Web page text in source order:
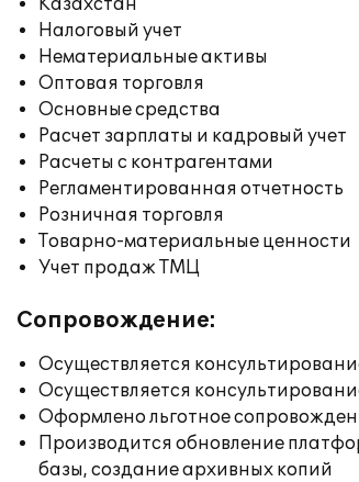
Казахстан
Налоговый учет
Нематериальные активы
Оптовая торговля
Основные средства
Расчет зарплаты и кадровый учет
Расчеты с контрагентами
Регламентированная отчетность
Розничная торговля
Товарно-материальные ценности
Учет продаж ТМЦ
Сопровождение:
Осуществляется
Осуществляется
Оформлено льготное
Производится обновление
базы, создание архивных копий